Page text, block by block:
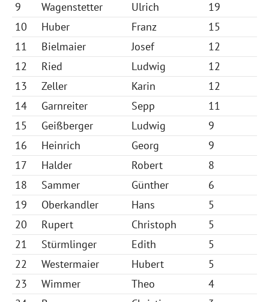
9
Wagenstetter Ulrich
19
10
Huber Franz
15
11
Bielmaier Josef
12
12
Ried Ludwig
12
13
Zeller Karin
12
14
Garnreiter Sepp
11
15
Geißberger Ludwig
9
16
Heinrich Georg
9
17
Halder Robert
8
18
Sammer Günther
6
19
Oberkandler Hans
5
20
Rupert Christoph
5
21
Stürmlinger Edith
5
22
Westermaier Hubert
5
23
Wimmer Theo
4